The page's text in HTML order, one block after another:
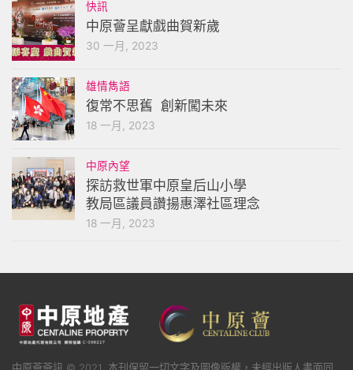
快訊
中原薈呈獻戲曲賀新歲
30 一月, 2023
雄情雋語
復常不思舊 創新闖未來
18 一月, 2023
中原內望
探訪救世軍中原皇后山小學
教局區議員讚揚惠澤社區理念
18 一月, 2023